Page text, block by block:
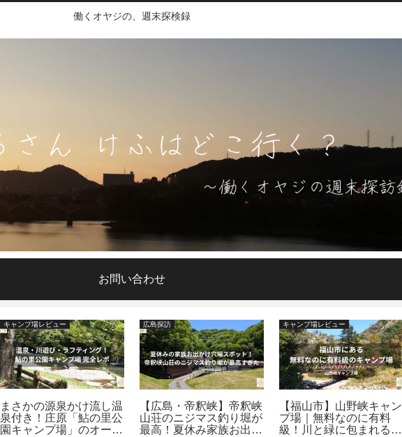
働くオヤジの、週末探検録
お問い合わせ
キャンプ場レビュー
まさかの源泉かけ流し温
泉付き！庄原「鮎の里公
園キャンプ場」のオート
広島探訪
【広島・帝釈峡】帝釈峡
山荘のニジマス釣り堀が
最高！夏休み家族お出か
キャンプ場レビュー
【福山市】山野峡キャン
プ場｜無料なのに有料
級！川と緑に包まれる自